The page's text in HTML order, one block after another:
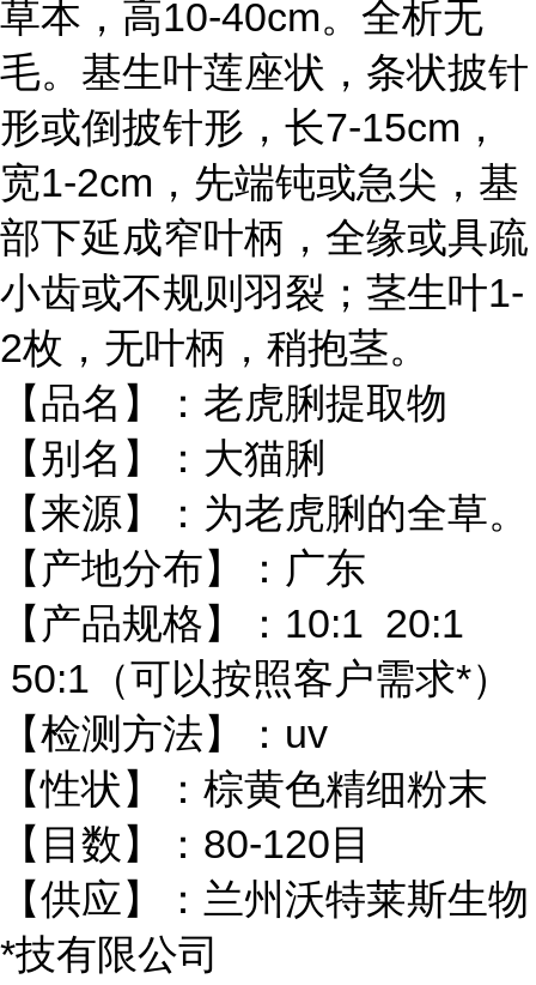
草本，高10-40cm。全析无
毛。基生叶莲座状，条状披针
形或倒披针形，长7-15cm，
宽1-2cm，先端钝或急尖，基
部下延成窄叶柄，全缘或具疏
小齿或不规则羽裂；茎生叶1-
2枚，无叶柄，稍抱茎。
【品名】：老虎脷提取物
【别名】：大猫脷
【来源】：为老虎脷的全草。
【产地分布】：广东
【产品规格】：10:1 20:1
50:1（可以按照客户需求*）
【检测方法】：uv
【性状】：棕黄色精细粉末
【目数】：80-120目
【供应】：兰州沃特莱斯生物
*技有限公司